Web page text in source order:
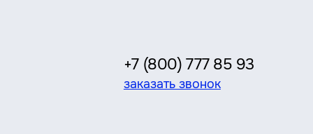
+7 (800) 777 85 93
заказать звонок